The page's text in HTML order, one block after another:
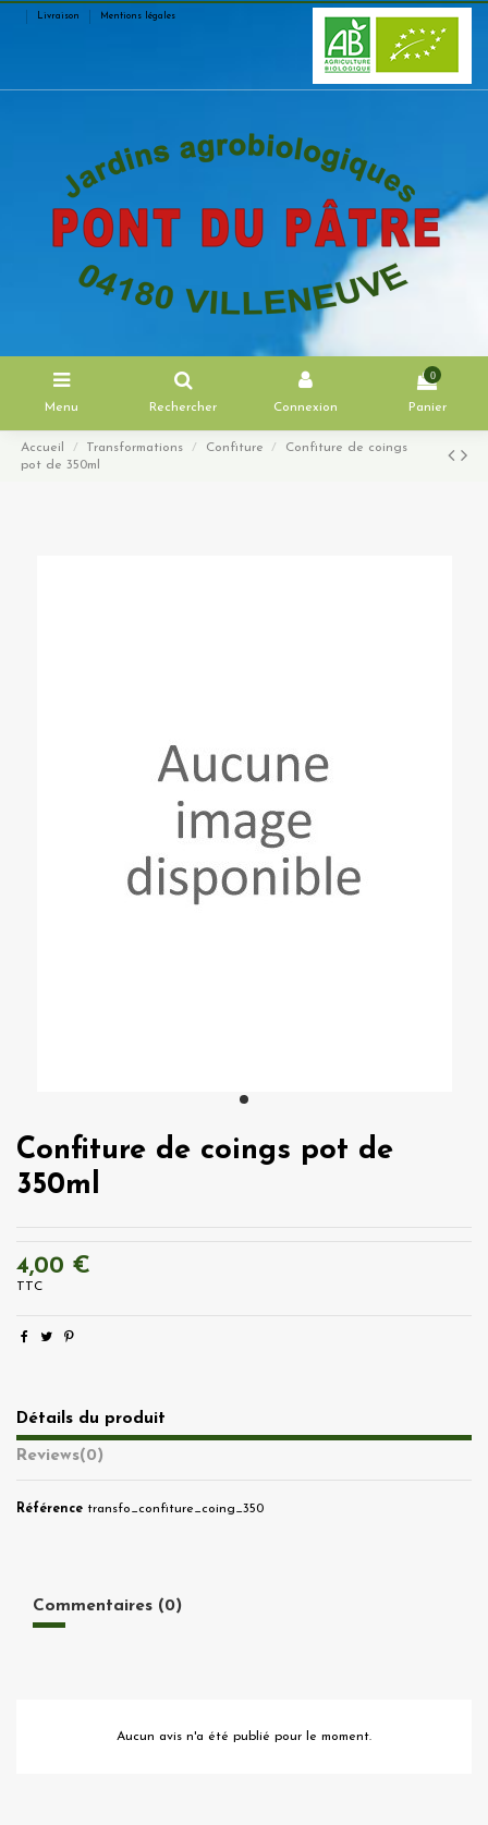
Livraison Mentions légales
Menu Rechercher Connexion
0
Panier
Accueil Transformations Confiture
Confiture de coings
pot de 350ml
Confiture de coings pot de
350ml
4,00 €
TTC
Détails du produit
Reviews(0)
Référence transfo_confiture_coing_350
Commentaires (0)
Aucun avis n'a été publié pour le moment.